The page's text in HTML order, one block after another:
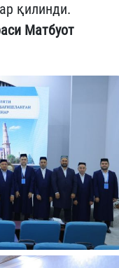
қилинди.
Матбуот